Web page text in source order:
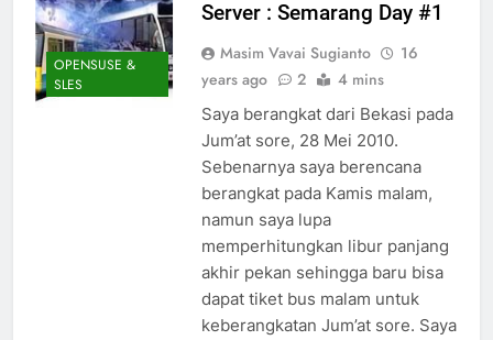
OPENSUSE &
SLES
Server : Semarang Day #1
Masim Vavai Sugianto
16
years ago
2 4 mins
Saya berangkat dari Bekasi pada
Jum’at sore, 28 Mei 2010.
Sebenarnya saya berencana
berangkat pada Kamis malam,
namun saya lupa
memperhitungkan libur panjang
akhir pekan sehingga baru bisa
dapat tiket bus malam untuk
keberangkatan Jum’at sore. Saya